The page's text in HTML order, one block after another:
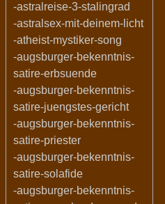
-astralreise-3-stalingrad
-astralsex-mit-deinem-licht
-atheist-mystiker-song
-augsburger-bekenntnis-
satire-erbsuende
-augsburger-bekenntnis-
satire-juengstes-gericht
-augsburger-bekenntnis-
satire-priester
-augsburger-bekenntnis-
satire-solafide
-augsburger-bekenntnis-